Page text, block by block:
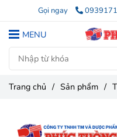
Gọi ngay
MENU
Trang chủ / Sản phẩm /